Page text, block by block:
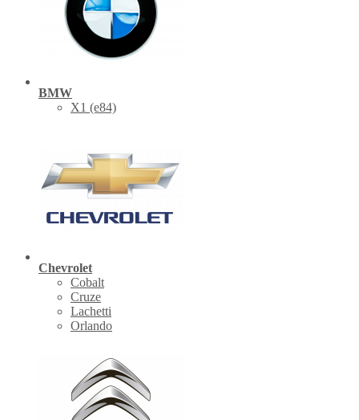
BMW
X1 (е84)
Chevrolet
Cobalt
Cruze
Lachetti
Orlando